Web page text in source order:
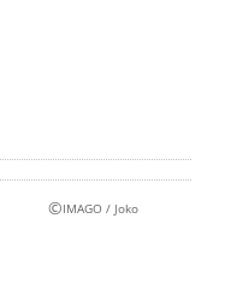
©IMAGO / Joko